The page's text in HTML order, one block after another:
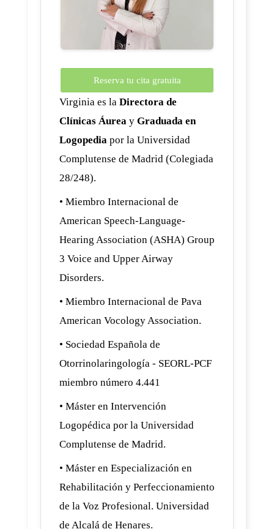
Reserva tu cita gratuita
Virginia es la Directora de
Clínicas Áurea y Graduada en
Logopedia por la Universidad
Complutense de Madrid (Colegiada
28/248).
• Miembro Internacional de
American Speech-Language-
Hearing Association (ASHA) Group
3 Voice and Upper Airway
Disorders.
• Miembro Internacional de Pava
American Vocology Association.
• Sociedad Española de
Otorrinolaringología - SEORL-PCF
miembro número 4.441
• Máster en Intervención
Logopédica por la Universidad
Complutense de Madrid.
• Máster en Especialización en
Rehabilitación y Perfeccionamiento
de la Voz Profesional. Universidad
de Alcalá de Henares.